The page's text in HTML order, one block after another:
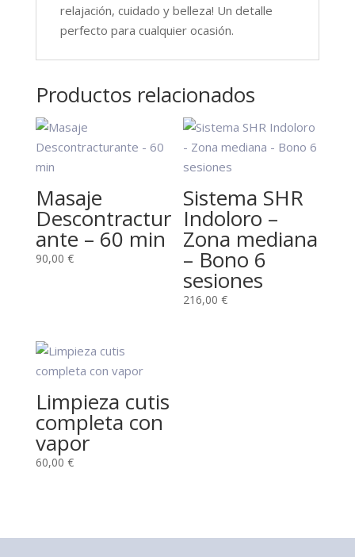
relajación, cuidado y belleza! Un detalle
perfecto para cualquier ocasión.
Productos relacionados
Masaje
Descontractur
ante – 60 min
90,00 €
Sistema SHR
Indoloro –
Zona mediana
– Bono 6
sesiones
216,00€
Limpieza cutis
completa con
vapor
60,00 €